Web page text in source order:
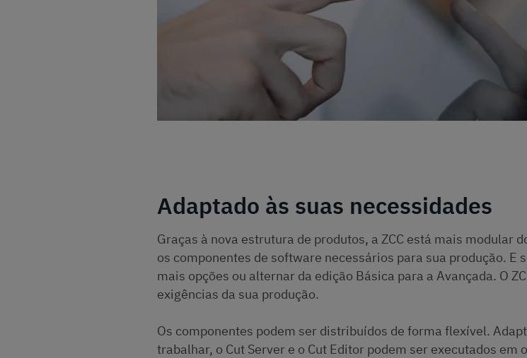
Adaptado às suas necessidades
Graças à nova estrutura de produtos, a ZCC está mais modular
os componentes de software necessários para sua produção. E
mais opções ou alternar da edição Básica para a Avançada. O
exigências da sua produção.
Os componentes podem ser distribuídos de forma flexível.
trabalhar, o Cut Server e o Cut Editor podem ser executados em